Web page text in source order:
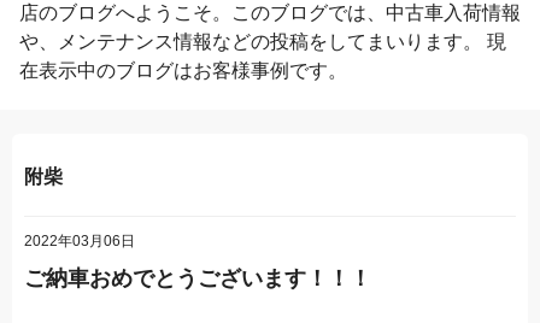
店のブログへようこそ。このブログでは、中古車入荷情報
や、メンテナンス情報などの投稿をしてまいります。 現
在表示中のブログはお客様事例 です。
附柴
2022年03月06日
ご納車おめでとうございます！！！